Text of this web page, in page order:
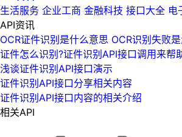
生活服务 企业工商 金融科技 接口大全 电
API资讯
OCR证件识别是什么意思 OCR识别失败
证件怎么识别?证件识别API接口调用来帮
浅谈证件识别API接口演示
证件识别API接口分享相关内容
证件识别API接口内容的相关介绍
相关API